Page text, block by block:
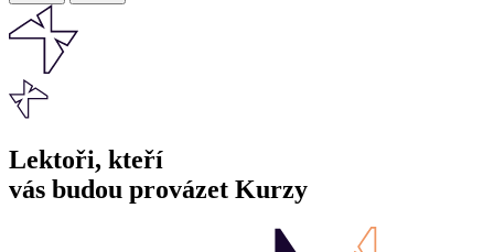
Lektoři, kteří
vás budou provázet Kurzy